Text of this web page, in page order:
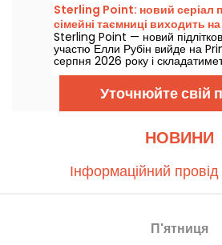
Sterling Point: новий серіал
сімейні таємниці виходить
Sterling Point — новий
участю Елли Рубін вийде на
серпня 2026 року і
серій.
Уточнюйте свій
НОВИНИ
Інформаційний провід
П'ятниця